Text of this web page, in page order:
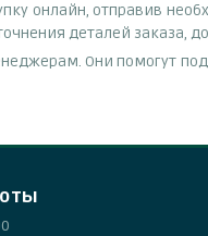
онлайн, отправив
деталей заказа,
Они помогут